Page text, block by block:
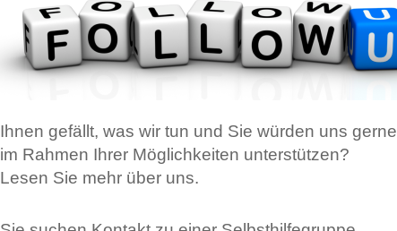
Ihnen gefällt, was wir tun und Sie würden uns gerne
im Rahmen Ihrer Möglichkeiten unterstützen?
Lesen Sie mehr über uns.